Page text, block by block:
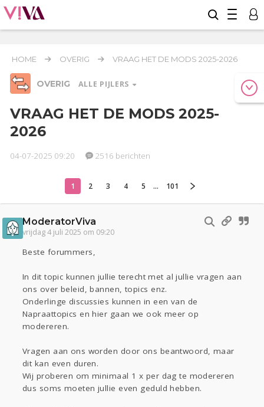
HOME OVERIG VRAAG HET DE MODS 2025-2026
OVERIG ALLE PIJLERS
Relaties
Seks
Gezondheid
Coronavirus
Actueel
Oekraïne Entertainment
Lijf & Lijn
Kinderen
Digi
Mode & Beauty
Zwanger
Psyche
Sport
Contact
Lezen
VRAAG HET DE MODS 2025-
2026
04-07-2025 09:20 2516 berichten
1 2 3 4 5 ... 101
ModeratorViva
vrijdag 4 juli 2025 om 09:20
Beste forummers,
In dit topic kunnen jullie terecht met al jullie vragen aan
ons over beleid, bannen, topics enz.
Onderlinge discussies kunnen in een van de
Napraattopics en hier gaan we ook meer op
modereren.
Vragen aan ons worden door ons beantwoord, maar
dit kan even duren.
Wij proberen om minimaal 1 x per dag te modereren
dus soms moeten jullie even geduld hebben.